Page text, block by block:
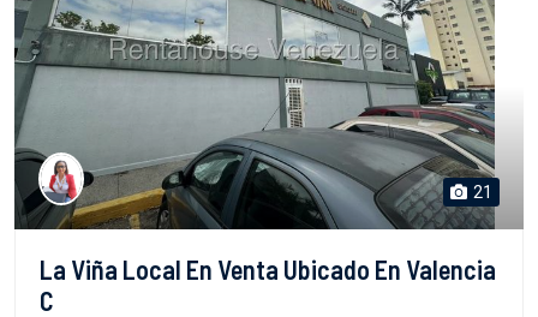
21
La Viña Local En Venta Ubicado En Valencia
C